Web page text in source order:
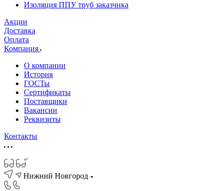
Изоляция ППУ труб заказчика
Акции
Доставка
Оплата
Компания
О компании
История
ГОСТы
Сертификаты
Поставщики
Вакансии
Реквизиты
Контакты
Нижний Новгород